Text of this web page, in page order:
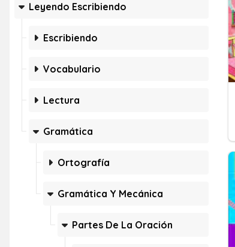
Leyendo Escribiendo
Escribiendo
Vocabulario
Lectura
Gramática
Ortografía
Gramática Y Mecánica
Partes De La Oración